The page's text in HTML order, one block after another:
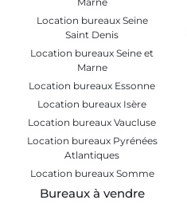
Location bureaux Seine
Saint Denis
Location bureaux Seine et
Marne
Location bureaux Essonne
Location bureaux Isère
Location bureaux Vaucluse
Location bureaux Pyrénées
Atlantiques
Location bureaux Somme
Bureaux à vendre